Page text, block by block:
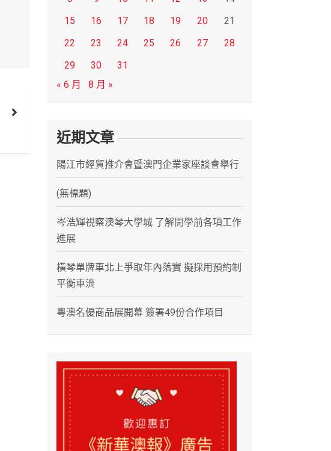
15
16 17 18 19 20
21
22
23 24 25 26 27
28
29
30
31
« 6 月
8 月 »
近期文章
陽江市經貿推介會暨澳門企業家座談會舉行
(無標題)
岑浩輝視察澳琴大學城 了解開學前各項工作
進展
橫琴單牌車北上爭取年內落實 擬採用預約制
平衡車流
粵澳名優商品展開幕 簽署49份合作項目